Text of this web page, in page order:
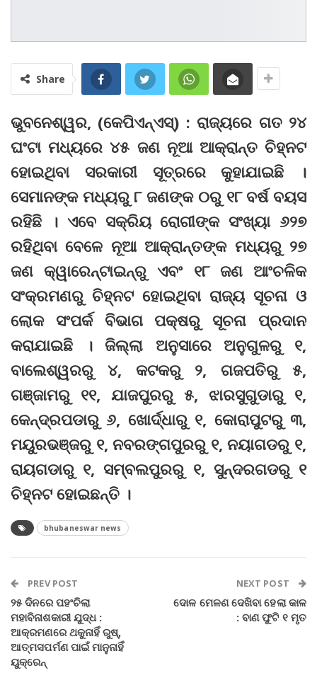
Share
ଭୁବନେଶ୍ୱର, (କେପିଏନ୍‌ଏସ୍‌) : ରାଜ୍ୟରେ ଗତ ୨୪
ଘଂଟା ମଧ୍ୟରେ ୪୫ ଜଣ ନୂଆ ଆକ୍ରାନ୍ତ ଚିହ୍ନଟ
ହୋଇଥିବା ସରକାରୀ ସୂତ୍ରରେ କୁହାଯାଇଛି ।
ସେମାନଙ୍କ ମଧ୍ୟରୁ ୮ ଜଣଙ୍କ ୦ରୁ ୧୮ ବର୍ଷ ବୟସ
ରହିଛି । ଏବେ ସକ୍ରିୟ ରୋଗୀଙ୍କ ସଂଖ୍ୟା ୬୨୭
ରହିଥିବା ବେଳେ ନୂଆ ଆକ୍ରାନ୍ତଙ୍କ ମଧ୍ୟରୁ ୨୭
ଜଣ କ୍ୱାରେନ୍‌ଟାଇନ୍‌ରୁ ଏବଂ ୧୮ ଜଣ ଆଂଚଳିକ
ସଂକ୍ରମଣରୁ ଚିହ୍ନଟ ହୋଇଥିବା ରାଜ୍ୟ ସୂଚନା ଓ
ଲୋକ ସଂପର୍କ ବିଭାଗ ପକ୍ଷରୁ ସୂଚନା ପ୍ରଦାନ
କରାଯାଇଛି । ଜିଲ୍ଲା ଅନୁସାରେ ଅନୁଗୁଳରୁ ୧,
ବାଲେଶ୍ୱରରୁ ୪, କଟକରୁ ୨, ଗଜପତିରୁ ୫,
ଗଞ୍ଜାମରୁ ୧୧, ଯାଜପୁରରୁ ୫, ଝାରସୁଗୁଡାରୁ ୧,
କେନ୍ଦ୍ରପଡାରୁ ୬, ଖୋର୍ଦ୍ଧାରୁ ୧, କୋରାପୁଟରୁ ୩,
ମୟୁରଭଞ୍ଜରୁ ୧, ନବରଙ୍ଗପୁରରୁ ୧, ନୟାଗଡରୁ ୧,
ରାୟଗଡାରୁ ୧, ସମ୍ବଲପୁରରୁ ୧, ସୁନ୍ଦରଗଡରୁ ୧
ଚିହ୍ନଟ ହୋଇଛନ୍ତି ।
bhubaneswar news
PREV POST
୨୫ ଦିନରେ ପହଂଚିଲା
ମହାବିନାଶକାରୀ ଯୁଦ୍ଧ :
ଆକ୍ରମଣରେ ଥକୁନାହିଁ ରୁଷ୍‌,
ଆତ୍ମସପର୍ମଣ ପାଇଁ ମାନୁନାହିଁ
ୟୁକ୍ରେନ୍‌
NEXT POST
ଦୋଳ ମେଳଣ ଦେଖିବା ହେଲା କାଳ
: ବାଣ ଫୁଟି ୧ ମୃତ